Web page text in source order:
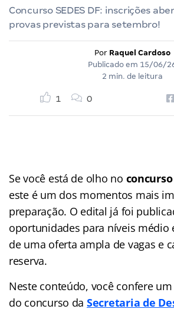
Concurso SEDES DF: inscrições
provas previstas para setembro!
Por Raquel Cardoso
Publicado em 15/06/
2 min. de leitura
1 0
Se você está de olho no concurso
este é um dos momentos mais
preparação. O edital já foi
oportunidades para níveis médio
de uma oferta ampla de vagas e
reserva.
Neste conteúdo, você confere
do concurso da Secretaria de